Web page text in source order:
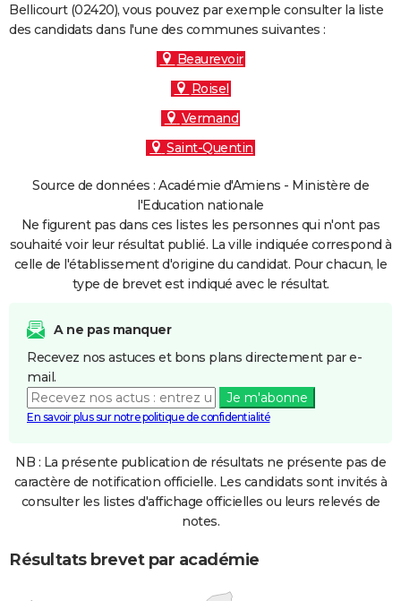
FORUM
Bellicourt (02420), vous pouvez par exemple consulter la liste
des candidats dans l'une des communes suivantes :
Beaurevoir
Roisel
Vermand
Saint-Quentin
Source de données : Académie d'Amiens - Ministère de
l'Education nationale
Ne figurent pas dans ces listes les personnes qui n'ont pas
souhaité voir leur résultat publié. La ville indiquée correspond à
celle de l'établissement d'origine du candidat. Pour chacun, le
type de brevet est indiqué avec le résultat.
A ne pas manquer
Recevez nos astuces et bons plans directement par e-
mail.
Je m'abonne
En savoir plus sur notre politique de confidentialité
NB : La présente publication de résultats ne présente pas de
caractère de notification officielle. Les candidats sont invités à
consulter les listes d'affichage officielles ou leurs relevés de
notes.
Résultats brevet par académie